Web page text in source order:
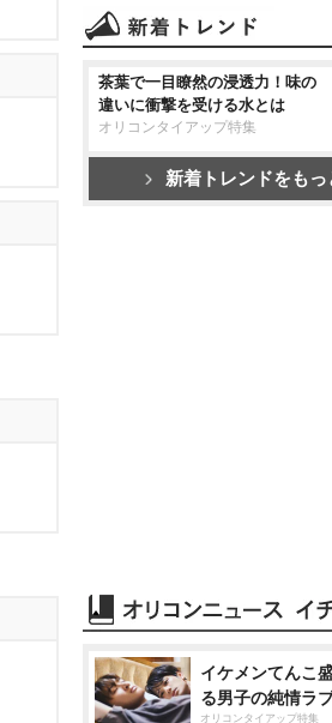
茶葉で一目瞭然の浸透力！味の
違いに衝撃を受ける水とは
オリコンタイアップ特集
新着トレンドをもっ
イケメンてんこ
る男子の純情ラ
オリコンタイアップ特集